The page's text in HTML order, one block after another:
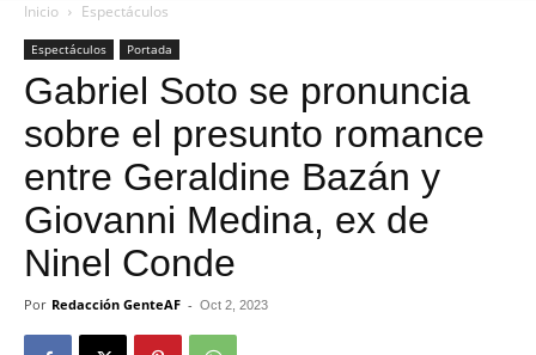
Inicio Espectáculos
Espectáculos Portada
Gabriel Soto se pronuncia
sobre el presunto romance
entre Geraldine Bazán y
Giovanni Medina, ex de
Ninel Conde
Por Redacción GenteAF - Oct 2, 2023